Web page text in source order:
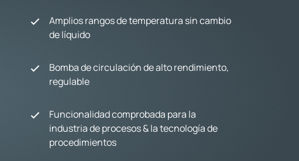
Amplios rangos de temperatura sin cambio
de líquido
Bomba de circulación de alto rendimiento,
regulable
Funcionalidad comprobada para la
industria de procesos & la tecnología de
procedimientos